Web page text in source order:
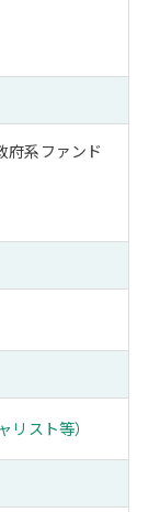
府系ファンド
スト等）